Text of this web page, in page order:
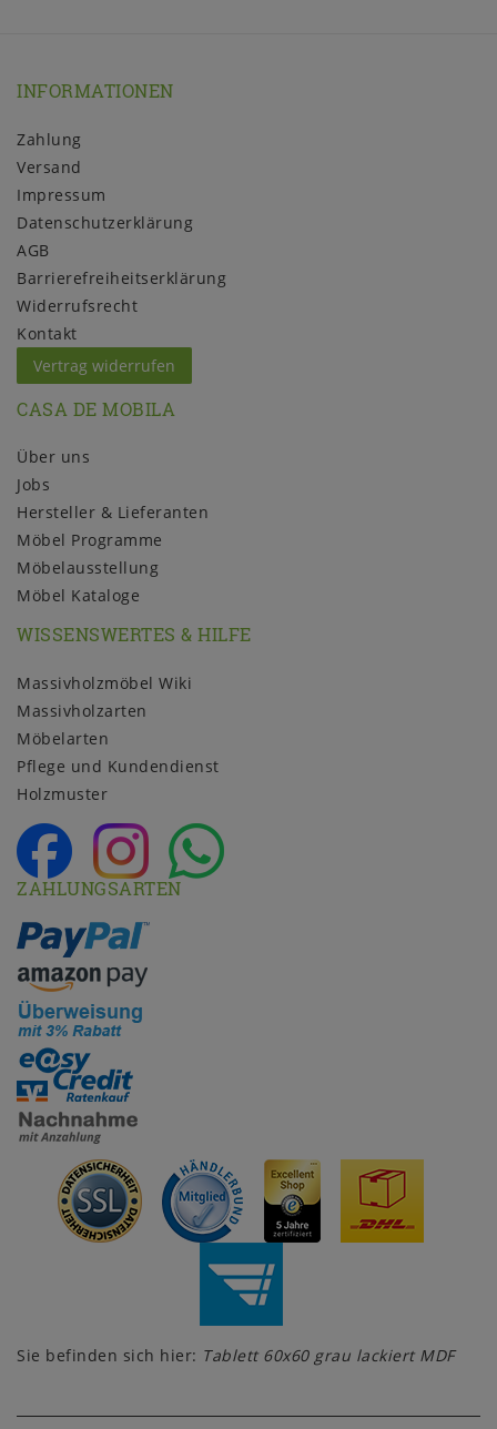
INFORMATIONEN
Zahlung
Versand
Impressum
Daten­schutz­erklärung
AGB
Barrierefreiheitserklärung
Widerrufs­recht
Kontakt
Vertrag widerrufen
CASA DE MOBILA
Über uns
Jobs
Hersteller & Lieferanten
Möbel Programme
Möbelausstellung
Möbel Kataloge
WISSENSWERTES & HILFE
Massivholzmöbel Wiki
Massivholzarten
Möbelarten
Pflege und Kundendienst
Holzmuster
ZAHLUNGSARTEN
Sie befinden sich hier: Tablett 60x60 grau lackiert MDF